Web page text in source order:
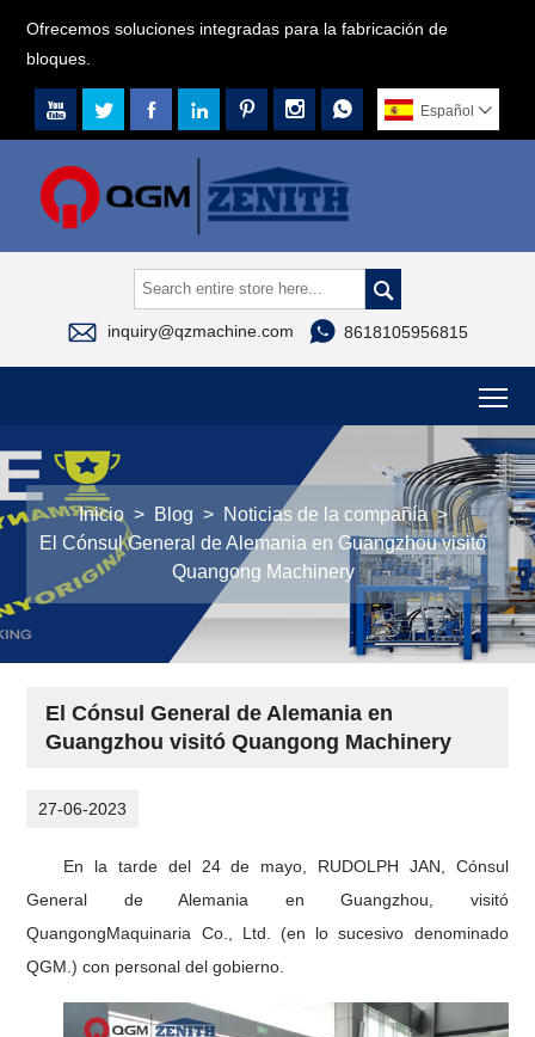
Ofrecemos soluciones integradas para la fabricación de
bloques.
       Español 

 inquiry@qzmachine.com  8618105956815
Inicio > Blog > Noticias de la compañía >
El Cónsul General de Alemania en Guangzhou visitó
Quangong Machinery
El Cónsul General de Alemania en
Guangzhou visitó Quangong Machinery
27-06-2023
En la tarde del 24 de mayo, RUDOLPH JAN, Cónsul
General de Alemania en Guangzhou, visitó
QuangongMaquinaria Co., Ltd. (en lo sucesivo denominado
QGM .) con personal del gobierno.